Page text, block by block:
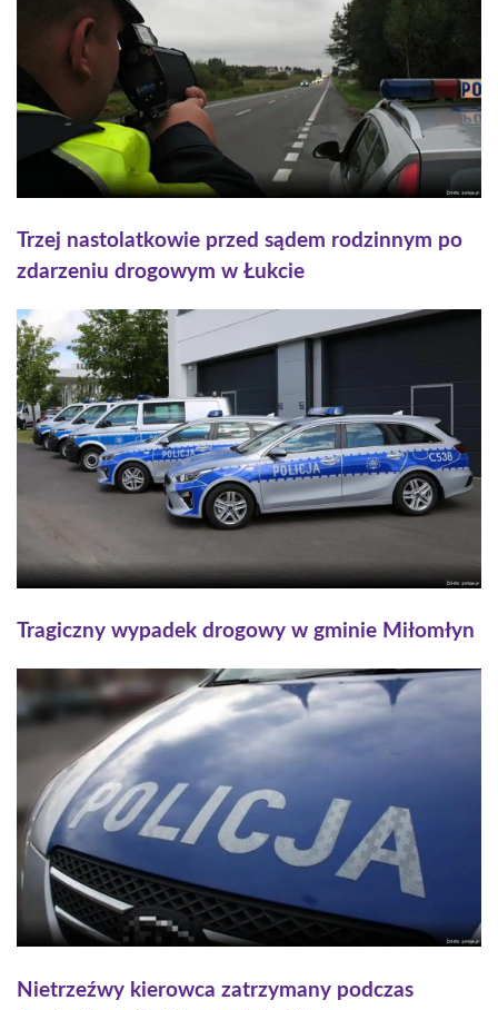
Trzej nastolatkowie przed sądem rodzinnym po
zdarzeniu drogowym w Łukcie
Tragiczny wypadek drogowy w gminie Miłomłyn
Nietrzeźwy kierowca zatrzymany podczas